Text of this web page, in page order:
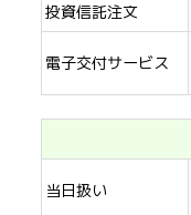
投資信託注文
電子交付サービス
当日扱い